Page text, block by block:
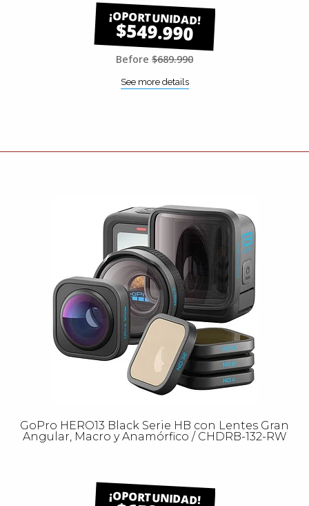
$549.990
Before $689.990
See more details
GoPro HERO13 Black Serie HB con Lentes Gran
Angular, Macro y Anamórfico / CHDRB-132-RW